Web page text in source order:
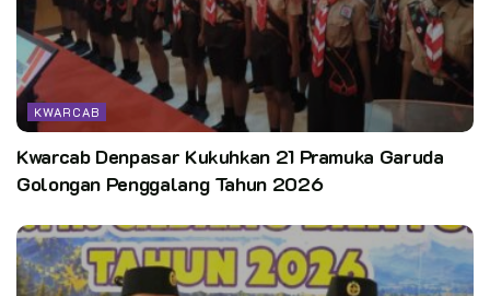
KWARCAB
Kwarcab Denpasar Kukuhkan 21 Pramuka Garuda
Golongan Penggalang Tahun 2026